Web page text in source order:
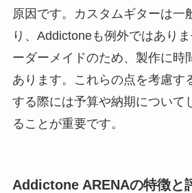
原因です。カスタムギターは一
り、Addictoneも例外ではあり
ーダーメイドのため、製作に時
あります。これらの点を考慮す
する際には予算や納期について
ることが重要です。
Addictone ARENAの特徴と